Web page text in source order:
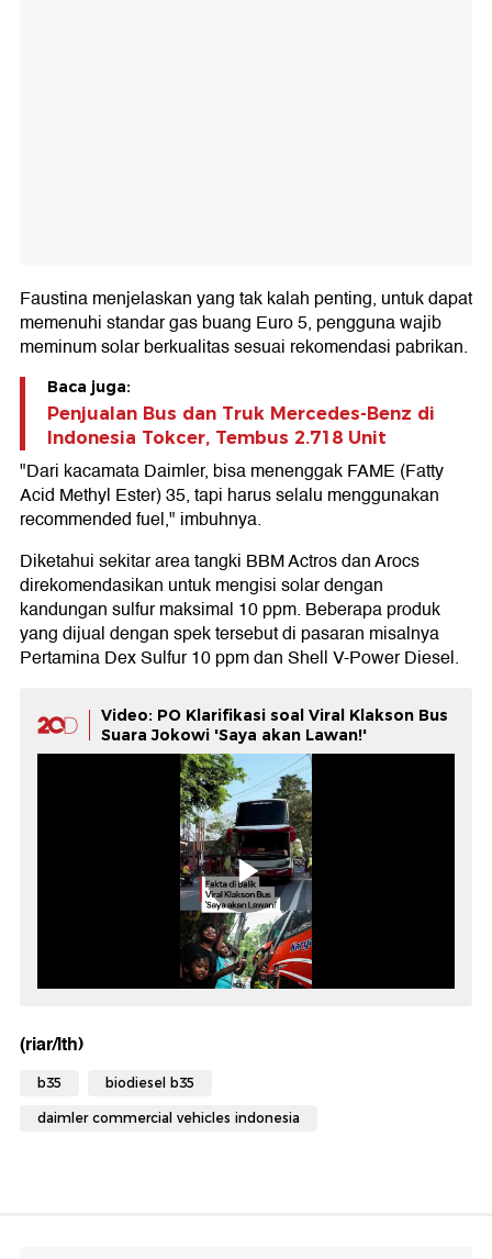
Faustina menjelaskan yang tak kalah penting, untuk dapat
memenuhi standar gas buang Euro 5, pengguna wajib
meminum solar berkualitas sesuai rekomendasi pabrikan.
Baca juga:
Penjualan Bus dan Truk Mercedes-Benz di
Indonesia Tokcer, Tembus 2.718 Unit
"Dari kacamata Daimler, bisa menenggak FAME (Fatty
Acid Methyl Ester) 35, tapi harus selalu menggunakan
recommended fuel," imbuhnya.
Diketahui sekitar area tangki BBM Actros dan Arocs
direkomendasikan untuk mengisi solar dengan
kandungan sulfur maksimal 10 ppm. Beberapa produk
yang dijual dengan spek tersebut di pasaran misalnya
Pertamina Dex Sulfur 10 ppm dan Shell V-Power Diesel.
Video: PO Klarifikasi soal Viral Klakson Bus
Suara Jokowi 'Saya akan Lawan!'
(riar/lth)
b35 biodiesel b35
daimler commercial vehicles indonesia